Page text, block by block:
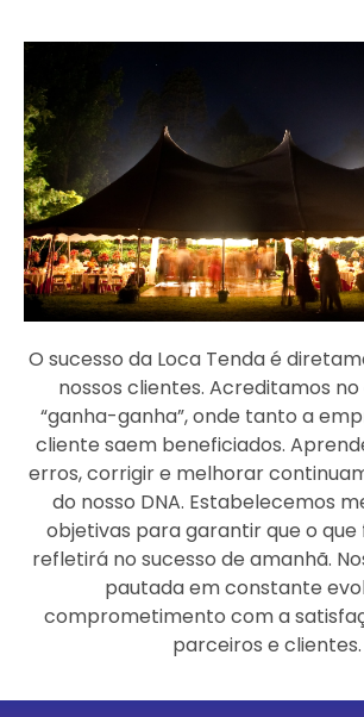
O sucesso da Loca Tenda é
nossos clientes. Acreditamos
“ganha-ganha”, onde tanto a
cliente saem beneficiados.
erros, corrigir e melhorar
do nosso DNA. Estabelecemos
objetivas para garantir que o que
refletirá no sucesso de amanhã.
pautada em constante
comprometimento com a
parceiros e clientes.